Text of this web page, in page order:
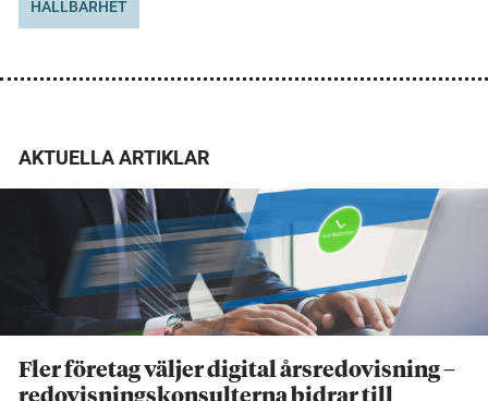
HÅLLBARHET
AKTUELLA ARTIKLAR
Fler företag väljer digital årsredovisning –